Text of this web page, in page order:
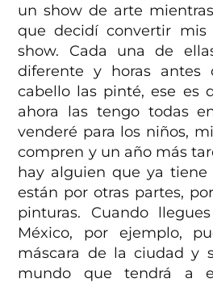
un show de arte
que decidí convertir mis
show. Cada una de
diferente y horas antes
cabello las pinté, ese es
ahora las tengo todas
venderé para los niños,
compren y un año más
hay alguien que ya tiene
están por otras partes,
pinturas. Cuando
México, por ejemplo,
máscara de la ciudad y
mundo que tendrá a